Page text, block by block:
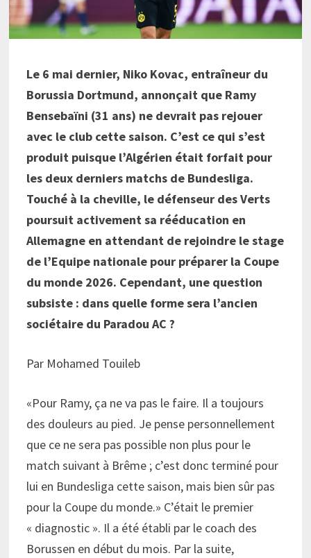
Le 6 mai dernier, Niko Kovac, entraîneur du
Borussia Dortmund, annonçait que Ramy
Bensebaïni (31 ans) ne devrait pas rejouer
avec le club cette saison. C’est ce qui s’est
produit puisque l’Algérien était forfait pour
les deux derniers matchs de Bundesliga.
Touché à la cheville, le défenseur des Verts
poursuit activement sa rééducation en
Allemagne en attendant de rejoindre le stage
de l’Equipe nationale pour préparer la Coupe
du monde 2026. Cependant, une question
subsiste : dans quelle forme sera l’ancien
sociétaire du Paradou AC ?
Par Mohamed Touileb
«Pour Ramy, ça ne va pas le faire. Il a toujours
des douleurs au pied. Je pense personnellement
que ce ne sera pas possible non plus pour le
match suivant à Brême ; c’est donc terminé pour
lui en Bundesliga cette saison, mais bien sûr pas
pour la Coupe du monde.» C’était le premier
« diagnostic ». Il a été établi par le coach des
Borussen en début du mois. Par la suite,